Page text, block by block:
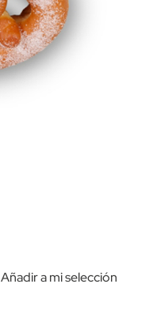
Añadir a mi selección